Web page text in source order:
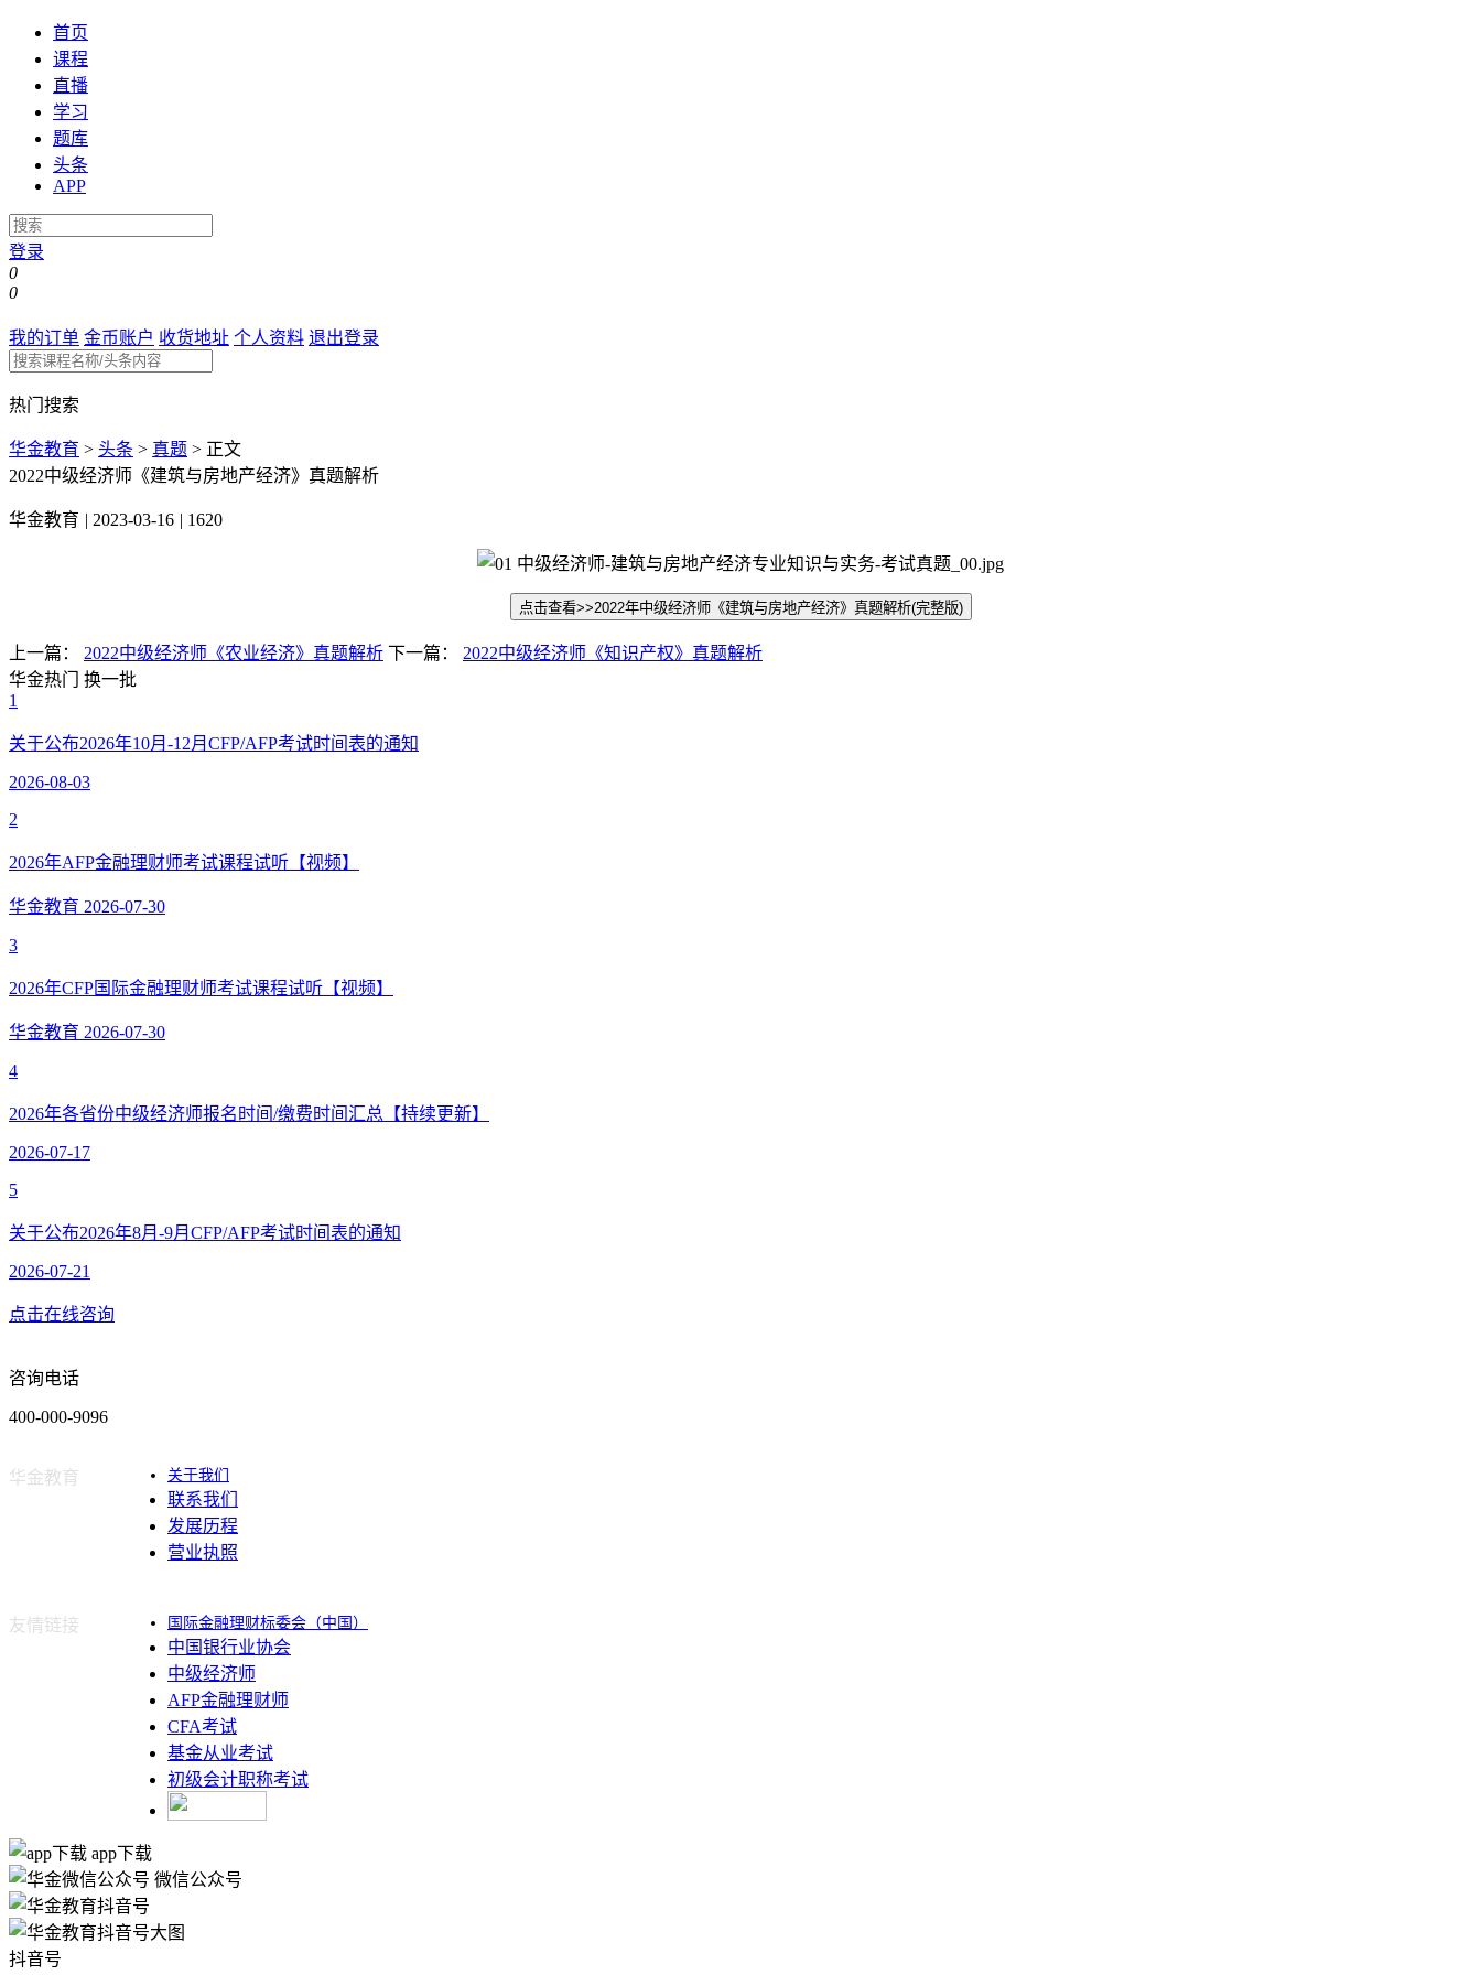
首页
课程
直播
学习
题库
头条
APP
登录
0
0
我的订单 金币账户 收货地址 个人资料 退出登录
热门搜索
华金教育 > 头条 > 真题 > 正文
2022中级经济师《建筑与房地产经济》真题解析
华金教育 | 2023-03-16 | 1620
点击查看>>2022年中级经济师《建筑与房地产经济》真题解析(完整版)
上一篇： 2022中级经济师《农业经济》真题解析 下一篇： 2022中级经济师《知识产权》真题解析
华金热门
换一批
1
关于公布2026年10月-12月CFP/AFP考试时间表的通知
2026-08-03
2
2026年AFP金融理财师考试课程试听【视频】
华金教育 2026-07-30
3
2026年CFP国际金融理财师考试课程试听【视频】
华金教育 2026-07-30
4
2026年各省份中级经济师报名时间/缴费时间汇总【持续更新】
2026-07-17
5
关于公布2026年8月-9月CFP/AFP考试时间表的通知
2026-07-21
点击在线咨询
咨询电话
400-000-9096
华金教育 关于我们
联系我们
发展历程
营业执照
友情链接 国际金融理财标委会（中国）
中国银行业协会
中级经济师
AFP金融理财师
CFA考试
基金从业考试
初级会计职称考试
app下载
微信公众号
抖音号